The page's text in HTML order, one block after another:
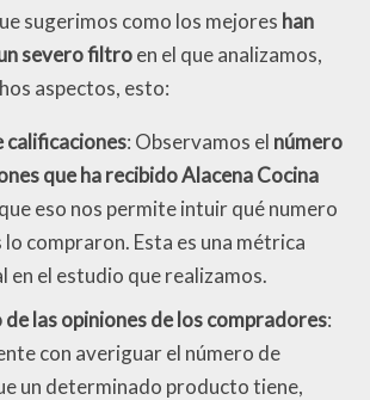
sugerimos como los mejores han
severo filtroen el que analizamos,
aspectos, esto:
calificaciones: Observamos el número
que ha recibido Alacena Cocina
eso nos permite intuir qué numero
lo compraron. Esta es una métrica
en el estudio que realizamos.
las opiniones de los compradores:
con averiguar el número de
un determinado producto tiene,